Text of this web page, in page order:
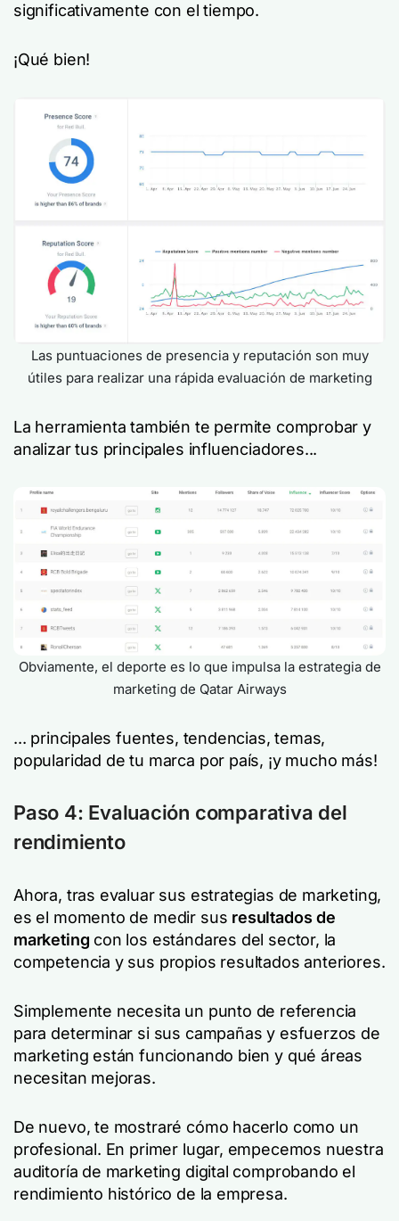
significativamente con el tiempo.
¡Qué bien!
Las puntuaciones de presencia y reputación son muy
útiles para realizar una rápida evaluación de marketing
La herramienta también te permite comprobar y
analizar tus principales influenciadores...
Obviamente, el deporte es lo que impulsa la estrategia de
marketing de Qatar Airways
... principales fuentes, tendencias, temas,
popularidad de tu marca por país, ¡y mucho más!
Paso 4: Evaluación comparativa del
rendimiento
Ahora, tras evaluar sus estrategias de marketing,
es el momento de medir sus resultados de
marketing con los estándares del sector, la
competencia y sus propios resultados anteriores.
Simplemente necesita un punto de referencia
para determinar si sus campañas y esfuerzos de
marketing están funcionando bien y qué áreas
necesitan mejoras.
De nuevo, te mostraré cómo hacerlo como un
profesional. En primer lugar, empecemos nuestra
auditoría de marketing digital comprobando el
rendimiento histórico de la empresa.